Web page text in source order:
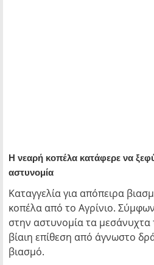
Η νεαρή κοπέλα κατάφερε να
αστυνομία
Καταγγελία για απόπειρα
κοπέλα από το Αγρίνιο.
στην αστυνομία τα μεσάνυχτα
βίαιη επίθεση από άγνωστο
βιασμό.